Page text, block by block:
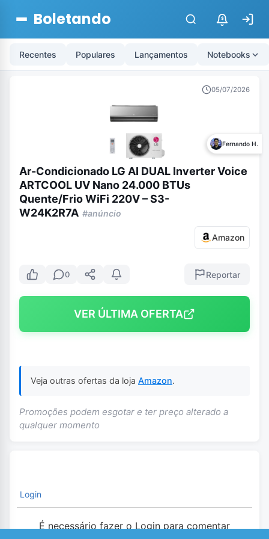
Boletando $
Recentes Populares Lançamentos Notebooks
05/07/2026
Fernando H.
Ar-Condicionado LG AI DUAL Inverter Voice
ARTCOOL UV Nano 24.000 BTUs
Quente/Frio WiFi 220V – S3-
W24K2R7A #anúncio
Amazon
0 Reportar
VER ÚLTIMA OFERTA
Veja outras ofertas da loja Amazon.
Promoções podem esgotar e ter preço alterado a
qualquer momento
Login
É necessário fazer o Login para comentar